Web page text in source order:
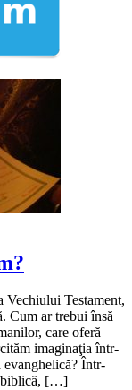
Vechiului Testament,
Cum ar trebui însă
care oferă
imaginaţia într-
evanghelică? Într-
biblică, […]